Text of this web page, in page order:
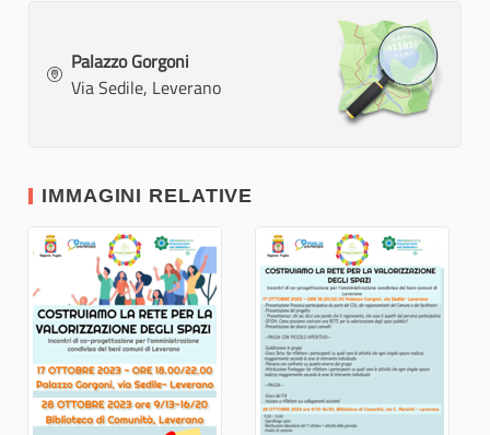
Palazzo Gorgoni
Via Sedile, Leverano
IMMAGINI RELATIVE